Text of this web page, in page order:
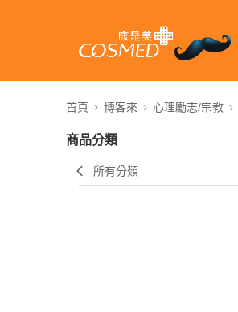
首頁 博客來 心理勵志/宗教
商品分類
所有分類